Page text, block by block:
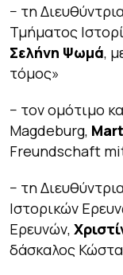
− τη
Τμήματος
Σελήνη Ψωμά,
τόμος»
− τον ομότιμο
Magdeburg,
Freundschaft
− τη
Ιστορικών
Ερευνών,
δάσκαλος